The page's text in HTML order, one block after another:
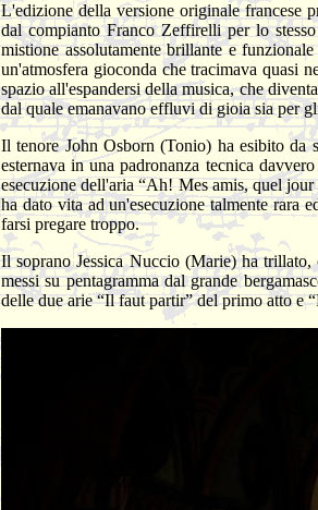
L'edizione della versione originale francese
dal compianto Franco Zeffirelli per lo
mistione assolutamente brillante e
un'atmosfera gioconda che tracimava quasi
spazio all'espandersi della musica, che
dal quale emanavano effluvi di gioia sia per
Il tenore John Osborn (Tonio) ha esibito da
esternava in una padronanza tecnica
esecuzione dell'aria “Ah! Mes amis, quel
ha dato vita ad un'esecuzione talmente rara
farsi pregare troppo.
Il soprano Jessica Nuccio (Marie) ha
messi su pentagramma dal grande
delle due arie “Il faut partir” del primo atto e